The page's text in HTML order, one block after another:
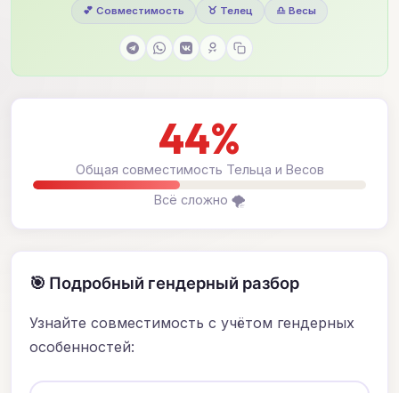
💕 Совместимость ♉ Телец ♎ Весы
44%
Общая совместимость Тельца и Весов
Всё сложно 🌪️
🎯 Подробный гендерный разбор
Узнайте совместимость с учётом гендерных
особенностей: